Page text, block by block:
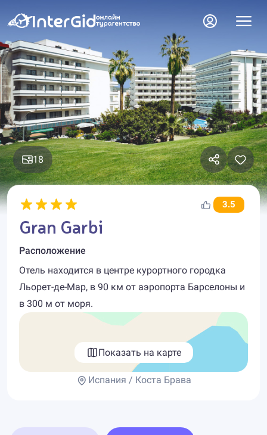
18
3.5
Gran Garbi
Расположение
Отель находится в центре курортного городка
Льорет-де-Мар, в 90 км от аэропорта Барселоны и
в 300 м от моря.
Показать на карте
Испания / Коста Брава